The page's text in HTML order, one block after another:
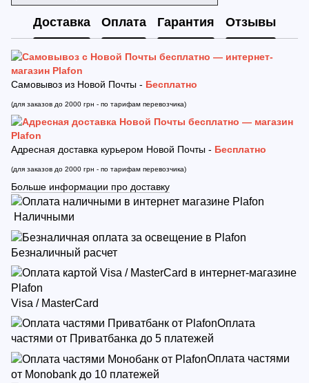
Доставка Оплата Гарантия Отзывы
Самовывоз из Новой Почты - Бесплатно
(для заказов до 2000 грн - по тарифам перевозчика)
Адресная доставка курьером Новой Почты - Бесплатно
(для заказов до 2000 грн - по тарифам перевозчика)
Больше информации про доставку
Наличными
Безналичный расчет
Visa / MasterCard
Оплата
частями от Приватбанка до 5 платежей
Оплата частями
от Monobank до 10 платежей